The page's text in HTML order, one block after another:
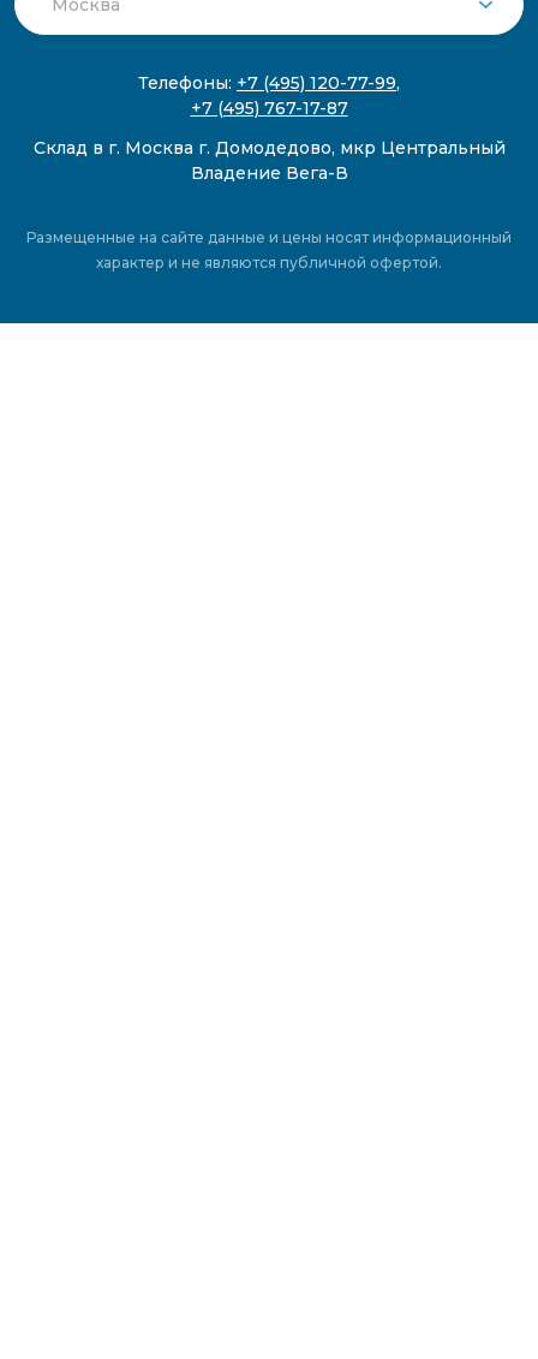
Телефоны: +7 (495) 120-77-99,
+7 (495) 767-17-87
Склад в г. Москва г. Домодедово, мкр Центральный
Владение Вега-В
Размещенные на сайте данные и цены носят информационный
характер и не являются публичной офертой.